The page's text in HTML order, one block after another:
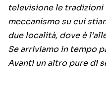
televisione le
meccanismo su cui
due località, dove è
Se arriviamo in tempo
Avanti un altro pure di